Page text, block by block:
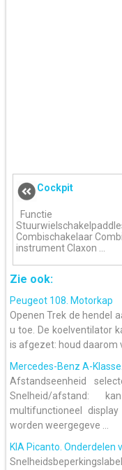
Cockpit
Functie
Combischakelaar
instrument Claxon ...
Zie ook:
Peugeot 108. Motorkap
Openen Trek de hendel
u toe. De koelventilator
is afgezet: houd daarom
Mercedes-Benz A-
Afstandseenheid
Snelheid/afstand:
multifunctioneel
worden weergegeve ...
KIA Picanto.